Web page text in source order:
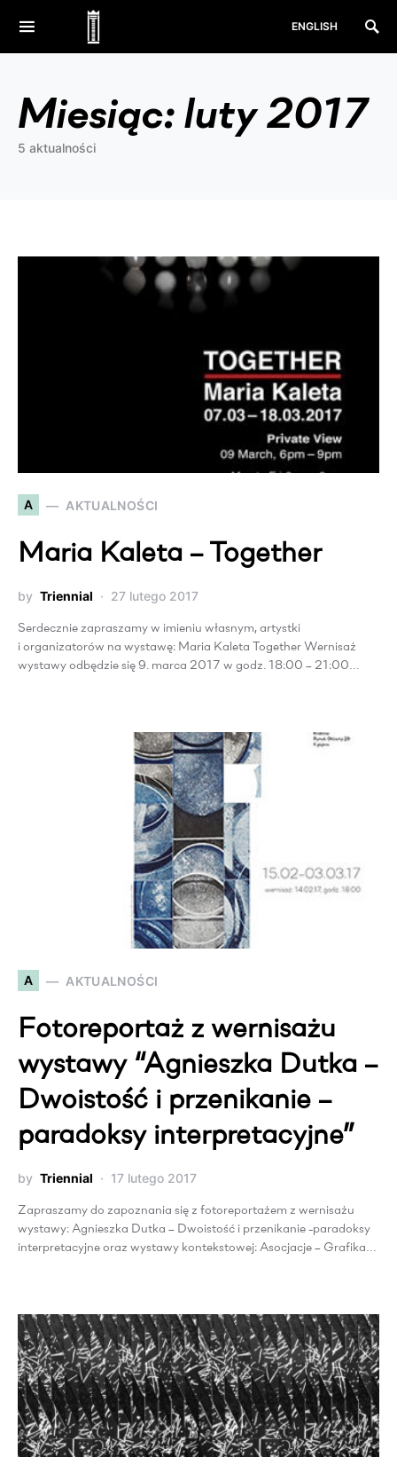
ENGLISH
Miesiąc: luty 2017
5 aktualności
A AKTUALNOŚCI
Maria Kaleta – Together
by Triennial 27 lutego 2017
Serdecznie zapraszamy w imieniu własnym, artystki
i organizatorów na wystawę: Maria Kaleta Together Wernisaż
wystawy odbędzie się 9. marca 2017 w godz. 18:00 – 21:00…
A AKTUALNOŚCI
Fotoreportaż z wernisażu
wystawy “Agnieszka Dutka –
Dwoistość i przenikanie –
paradoksy interpretacyjne”
by Triennial 17 lutego 2017
Zapraszamy do zapoznania się z fotoreportażem z wernisażu
wystawy: Agnieszka Dutka – Dwoistość i przenikanie -paradoksy
interpretacyjne oraz wystawy kontekstowej: Asocjacje – Grafika…